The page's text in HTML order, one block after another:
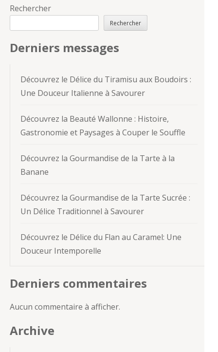
Rechercher
Rechercher
Derniers messages
Découvrez le Délice du Tiramisu aux Boudoirs :
Une Douceur Italienne à Savourer
Découvrez la Beauté Wallonne : Histoire,
Gastronomie et Paysages à Couper le Souffle
Découvrez la Gourmandise de la Tarte à la
Banane
Découvrez la Gourmandise de la Tarte Sucrée :
Un Délice Traditionnel à Savourer
Découvrez le Délice du Flan au Caramel: Une
Douceur Intemporelle
Derniers commentaires
Aucun commentaire à afficher.
Archive